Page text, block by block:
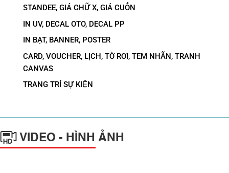
STANDEE, GIÁ CHỮ X, GIÁ CUỐN
IN UV, DECAL OTO, DECAL PP
IN BẠT, BANNER, POSTER
CARD, VOUCHER, LỊCH, TỜ RƠI, TEM NHÃN, TRANH
CANVAS
TRANG TRÍ SỰ KIỆN
VIDEO - HÌNH ẢNH